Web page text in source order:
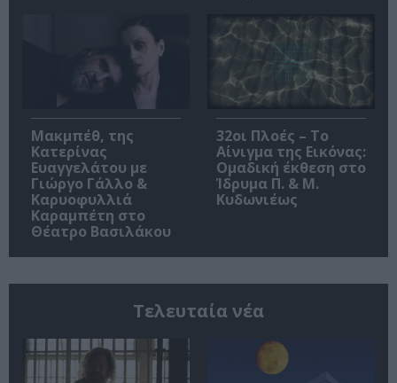
Μακμπέθ, της
Κατερίνας
Ευαγγελάτου με
Γιώργο Γάλλο &
Καρυοφυλλιά
Καραμπέτη στο
Θέατρο Βασιλάκου
32οι Πλοές – Το
Αίνιγμα της Εικόνας:
Ομαδική έκθεση στο
Ίδρυμα Π. & Μ.
Κυδωνιέως
Τελευταία νέα